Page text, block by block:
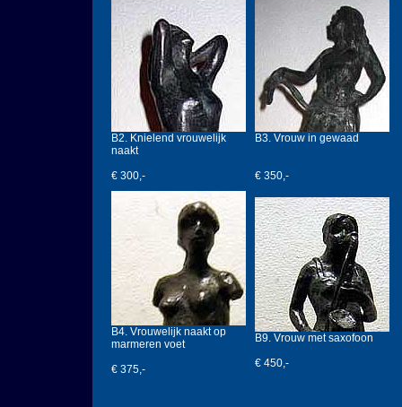
B2. Knielend vrouwelijk
naakt
€ 300,-
B3. Vrouw in gewaad
€ 350,-
B4. Vrouwelijk naakt op
marmeren voet
€ 375,-
B9. Vrouw met saxofoon
€ 450,-